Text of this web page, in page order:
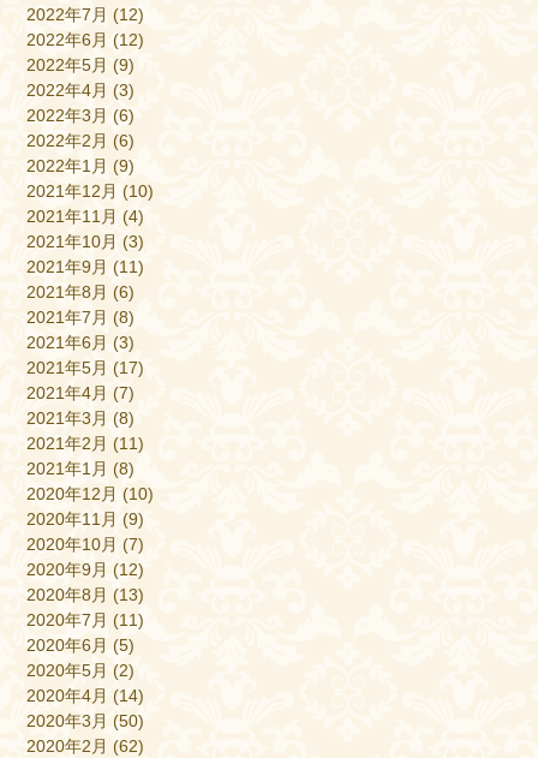
2022年7月 (12)
2022年6月 (12)
2022年5月 (9)
2022年4月 (3)
2022年3月 (6)
2022年2月 (6)
2022年1月 (9)
2021年12月 (10)
2021年11月 (4)
2021年10月 (3)
2021年9月 (11)
2021年8月 (6)
2021年7月 (8)
2021年6月 (3)
2021年5月 (17)
2021年4月 (7)
2021年3月 (8)
2021年2月 (11)
2021年1月 (8)
2020年12月 (10)
2020年11月 (9)
2020年10月 (7)
2020年9月 (12)
2020年8月 (13)
2020年7月 (11)
2020年6月 (5)
2020年5月 (2)
2020年4月 (14)
2020年3月 (50)
2020年2月 (62)